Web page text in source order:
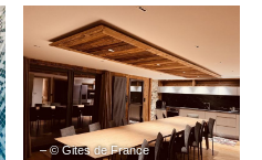
– © Gites de France